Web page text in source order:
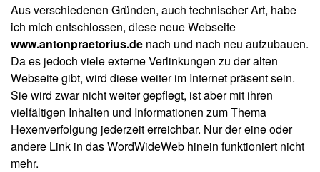
Aus verschiedenen Gründen, auch technischer Art, habe
ich mich entschlossen, diese neue Webseite
www.antonpraetorius.de nach und nach neu aufzubauen.
Da es jedoch viele externe Verlinkungen zu der alten
Webseite gibt, wird diese weiter im Internet präsent sein.
Sie wird zwar nicht weiter gepflegt, ist aber mit ihren
vielfältigen Inhalten und Informationen zum Thema
Hexenverfolgung jederzeit erreichbar. Nur der eine oder
andere Link in das WordWideWeb hinein funktioniert nicht
mehr.